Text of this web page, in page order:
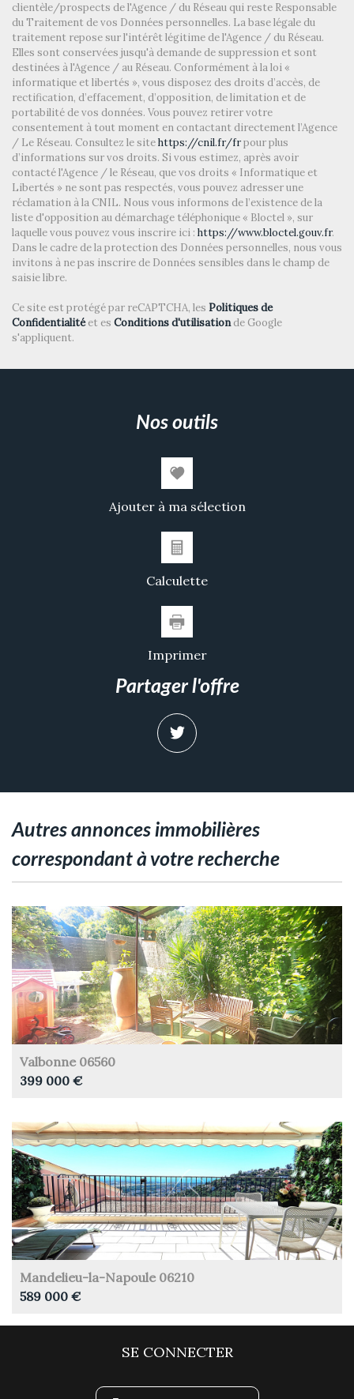
Bureau de poste
statistiques
Nombre d'habitants
22 714
Propriétaires (vs. locataires)
52,69 %
Taxe habitation
Taxe foncière
14,44 %
Habitants de moins de 25 ans
21,94 %
Habitants de 25 à 55 ans
36,69 %
Habitants de plus de 55 ans
41,37 %
Nombre d'enfants par famille
Familles avec 1 ou 2 enfants
Maisons
Appartements
83,41 %
clientèle/prospects de l'Agence / du Réseau qui reste Responsable
du Traitement de vos Données personnelles. La base légale du
traitement repose sur l'intérêt légitime de l'Agence / du Réseau.
Elles sont conservées jusqu'à demande de suppression et sont
destinées à l'Agence / au Réseau. Conformément à la loi «
informatique et libertés », vous disposez des droits d’accès, de
rectification, d’effacement, d’opposition, de limitation et de
portabilité de vos données. Vous pouvez retirer votre
consentement à tout moment en contactant directement l’Agence
/ Le Réseau. Consultez le sitehttps://cnil.fr/frpour plus
d’informations sur vos droits. Si vous estimez, après avoir
contacté l'Agence / le Réseau, que vos droits « Informatique et
Libertés » ne sont pas respectés, vous pouvez adresser une
réclamation à la CNIL. Nous vous informons de l’existence de la
liste d'opposition au démarchage téléphonique « Bloctel », sur
laquelle vous pouvez vous inscrire ici : https://www.bloctel.gouv.fr.
Dans le cadre de la protection des Données personnelles, nous vous
invitons à ne pas inscrire de Données sensibles dans le champ de
saisie libre.
Ce site est protégé par reCAPTCHA, les Politiques de
Confidentialitéet es Conditions d'utilisationde Google
s'appliquent.
nos outils
Ajouter à ma sélection
Calculette
Imprimer
partager l'offre
autres annonces immobilières
correspondant à votre recherche
Valbonne 06560
399 000 €
Mandelieu-la-Napoule 06210
589 000 €
SE CONNECTER